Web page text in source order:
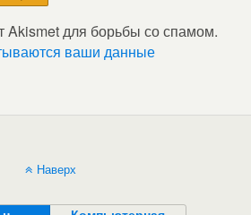
Akismet для борьбы со спамом.
ваши данные
Наверх